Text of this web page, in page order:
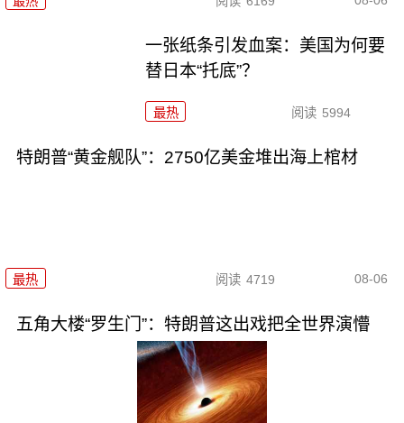
一张纸条引发血案：美国为何要
替日本“托底”？
最热 阅读 5994
特朗普“黄金舰队”：2750亿美金堆出海上棺材
最热 阅读 4719 08-06
五角大楼“罗生门”：特朗普这出戏把全世界演懵